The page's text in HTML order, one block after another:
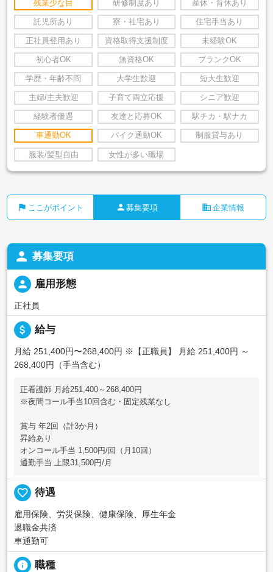
残業少な目 研修制度あり 産休・育休あり
託児所あり 寮・社宅あり 住宅手当あり
正社員登用あり 資格取得支援制度 未経験OK
初心者OK 無資格OK ブランクOK
学歴・年齢不問 大学生歓迎 短大生歓迎
主婦/主夫歓迎 子育て両立応援 シニア歓迎
経験者優遇 友達と応募OK 駅チカ・駅ナカ
車通勤OK バイク通勤OK 制服貸与あり
服装/髪型自由 女性が多い職場
flag ここがポイント person 募集要項 business 企業情報
person 募集要項
person 雇用形態
正社員
attach_money 給与
月給 251,400円〜268,400円 ※【正職員】 月給 251,400円 ～
268,400円（手当含む）
正看護師 月給251,400～268,400円
※夜間コール手当10回含む・固定残業なし
賞与 年2回（計3か月）
昇給あり
オンコール手当 1,500円/回（月10回）
通勤手当 上限31,500円/月
favorite_border 待遇
雇用保険、労災保険、健康保険、厚生年金
退職金共済
車通勤可
info 職種